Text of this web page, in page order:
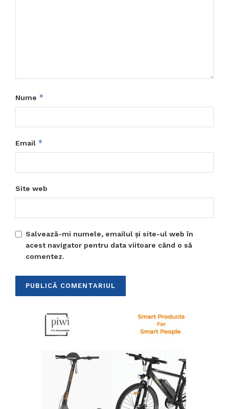
Nume *
Email *
Site web
Salvează-mi numele, emailul și site-ul web în
acest navigator pentru data viitoare când o să
comentez.